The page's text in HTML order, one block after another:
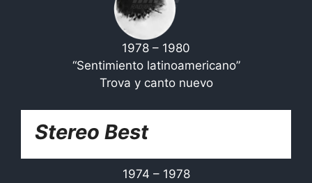
1978 – 1980
“Sentimiento latinoamericano”
Trova y canto nuevo
Stereo Best
1974 – 1978